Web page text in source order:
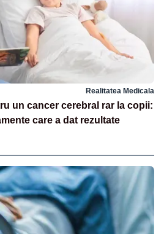
Realitatea Medicala
un cancer cerebral rar la copii:
care a dat rezultate